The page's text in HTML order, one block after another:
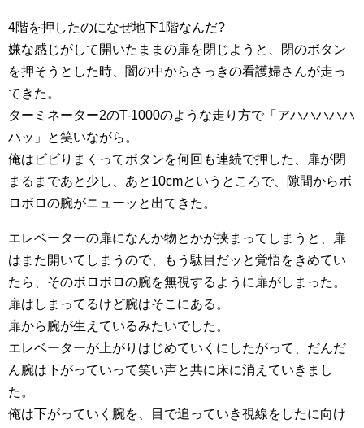
4階を押したのになぜ地下1階なんだ?
嫌な感じがして開いたままの扉を閉じようと、閉のボタン
を押そうとした時、闇の中からさっきの看護婦さんが走っ
てきた。
ターミネーター2のT-1000のような走り方で「アハハハハハ
ハッ」と笑いながら。
俺はビビりまくってボタンを何回も連続で押した、扉が閉
まるまであと少し、あと10cmというところで、隙間からボ
ロボロの腕がニューッと出てきた。
エレベーターの扉になんか物とかが挟まってしまうと、扉
はまた開いてしまうので、もう駄目だッと覚悟をきめてい
たら、そのボロボロの腕を無視するように扉がしまった。
扉はしまってるけど腕はそこにある。
扉から腕が生えているみたいでした。
エレベーターが上がりはじめていくにしたがって、だんだ
ん腕は下がっていって笑い声と共に床に消えていきまし
た。
俺は下がっていく腕を、目で追っていき視線をしたに向け